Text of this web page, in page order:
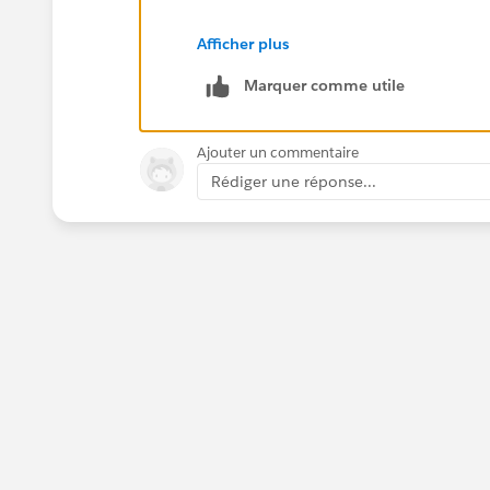
https://trailblazer.salesforce.com/
I think the only way you could
Thanks, Tom
Afficher plus
Marquer comme utile
Ajouter un commentaire
Rédiger une réponse...